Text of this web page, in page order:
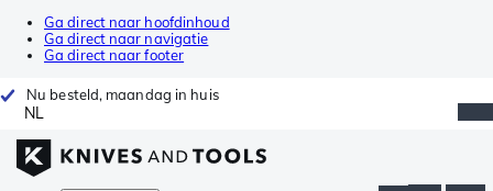
Ga direct naar hoofdinhoud
Ga direct naar navigatie
Ga direct naar footer
Nu besteld, maandag in huis
NL